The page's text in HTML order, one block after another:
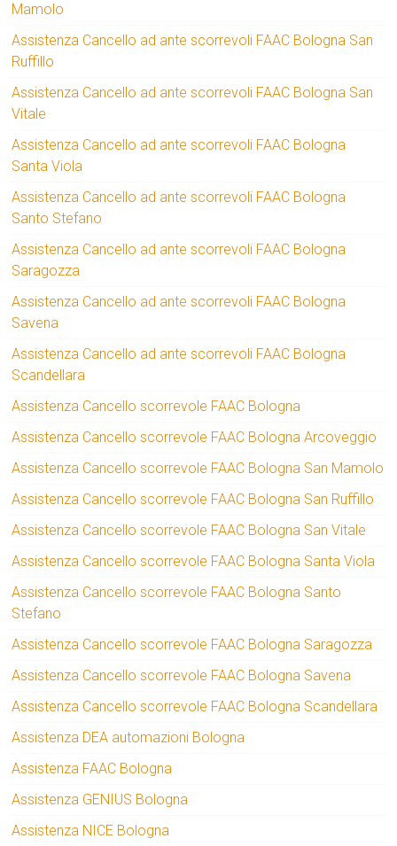
Mamolo
Assistenza Cancello ad ante scorrevoli FAAC Bologna San
Ruffillo
Assistenza Cancello ad ante scorrevoli FAAC Bologna San
Vitale
Assistenza Cancello ad ante scorrevoli FAAC Bologna
Santa Viola
Assistenza Cancello ad ante scorrevoli FAAC Bologna
Santo Stefano
Assistenza Cancello ad ante scorrevoli FAAC Bologna
Saragozza
Assistenza Cancello ad ante scorrevoli FAAC Bologna
Savena
Assistenza Cancello ad ante scorrevoli FAAC Bologna
Scandellara
Assistenza Cancello scorrevole FAAC Bologna
Assistenza Cancello scorrevole FAAC Bologna Arcoveggio
Assistenza Cancello scorrevole FAAC Bologna San Mamolo
Assistenza Cancello scorrevole FAAC Bologna San Ruffillo
Assistenza Cancello scorrevole FAAC Bologna San Vitale
Assistenza Cancello scorrevole FAAC Bologna Santa Viola
Assistenza Cancello scorrevole FAAC Bologna Santo
Stefano
Assistenza Cancello scorrevole FAAC Bologna Saragozza
Assistenza Cancello scorrevole FAAC Bologna Savena
Assistenza Cancello scorrevole FAAC Bologna Scandellara
Assistenza DEA automazioni Bologna
Assistenza FAAC Bologna
Assistenza GENIUS Bologna
Assistenza NICE Bologna